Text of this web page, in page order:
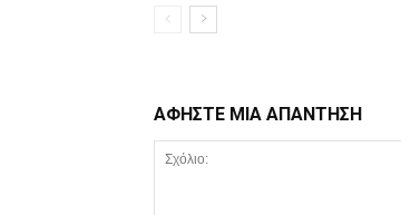
ΑΦΗΣΤΕ ΜΙΑ ΑΠΑΝΤΗΣΗ